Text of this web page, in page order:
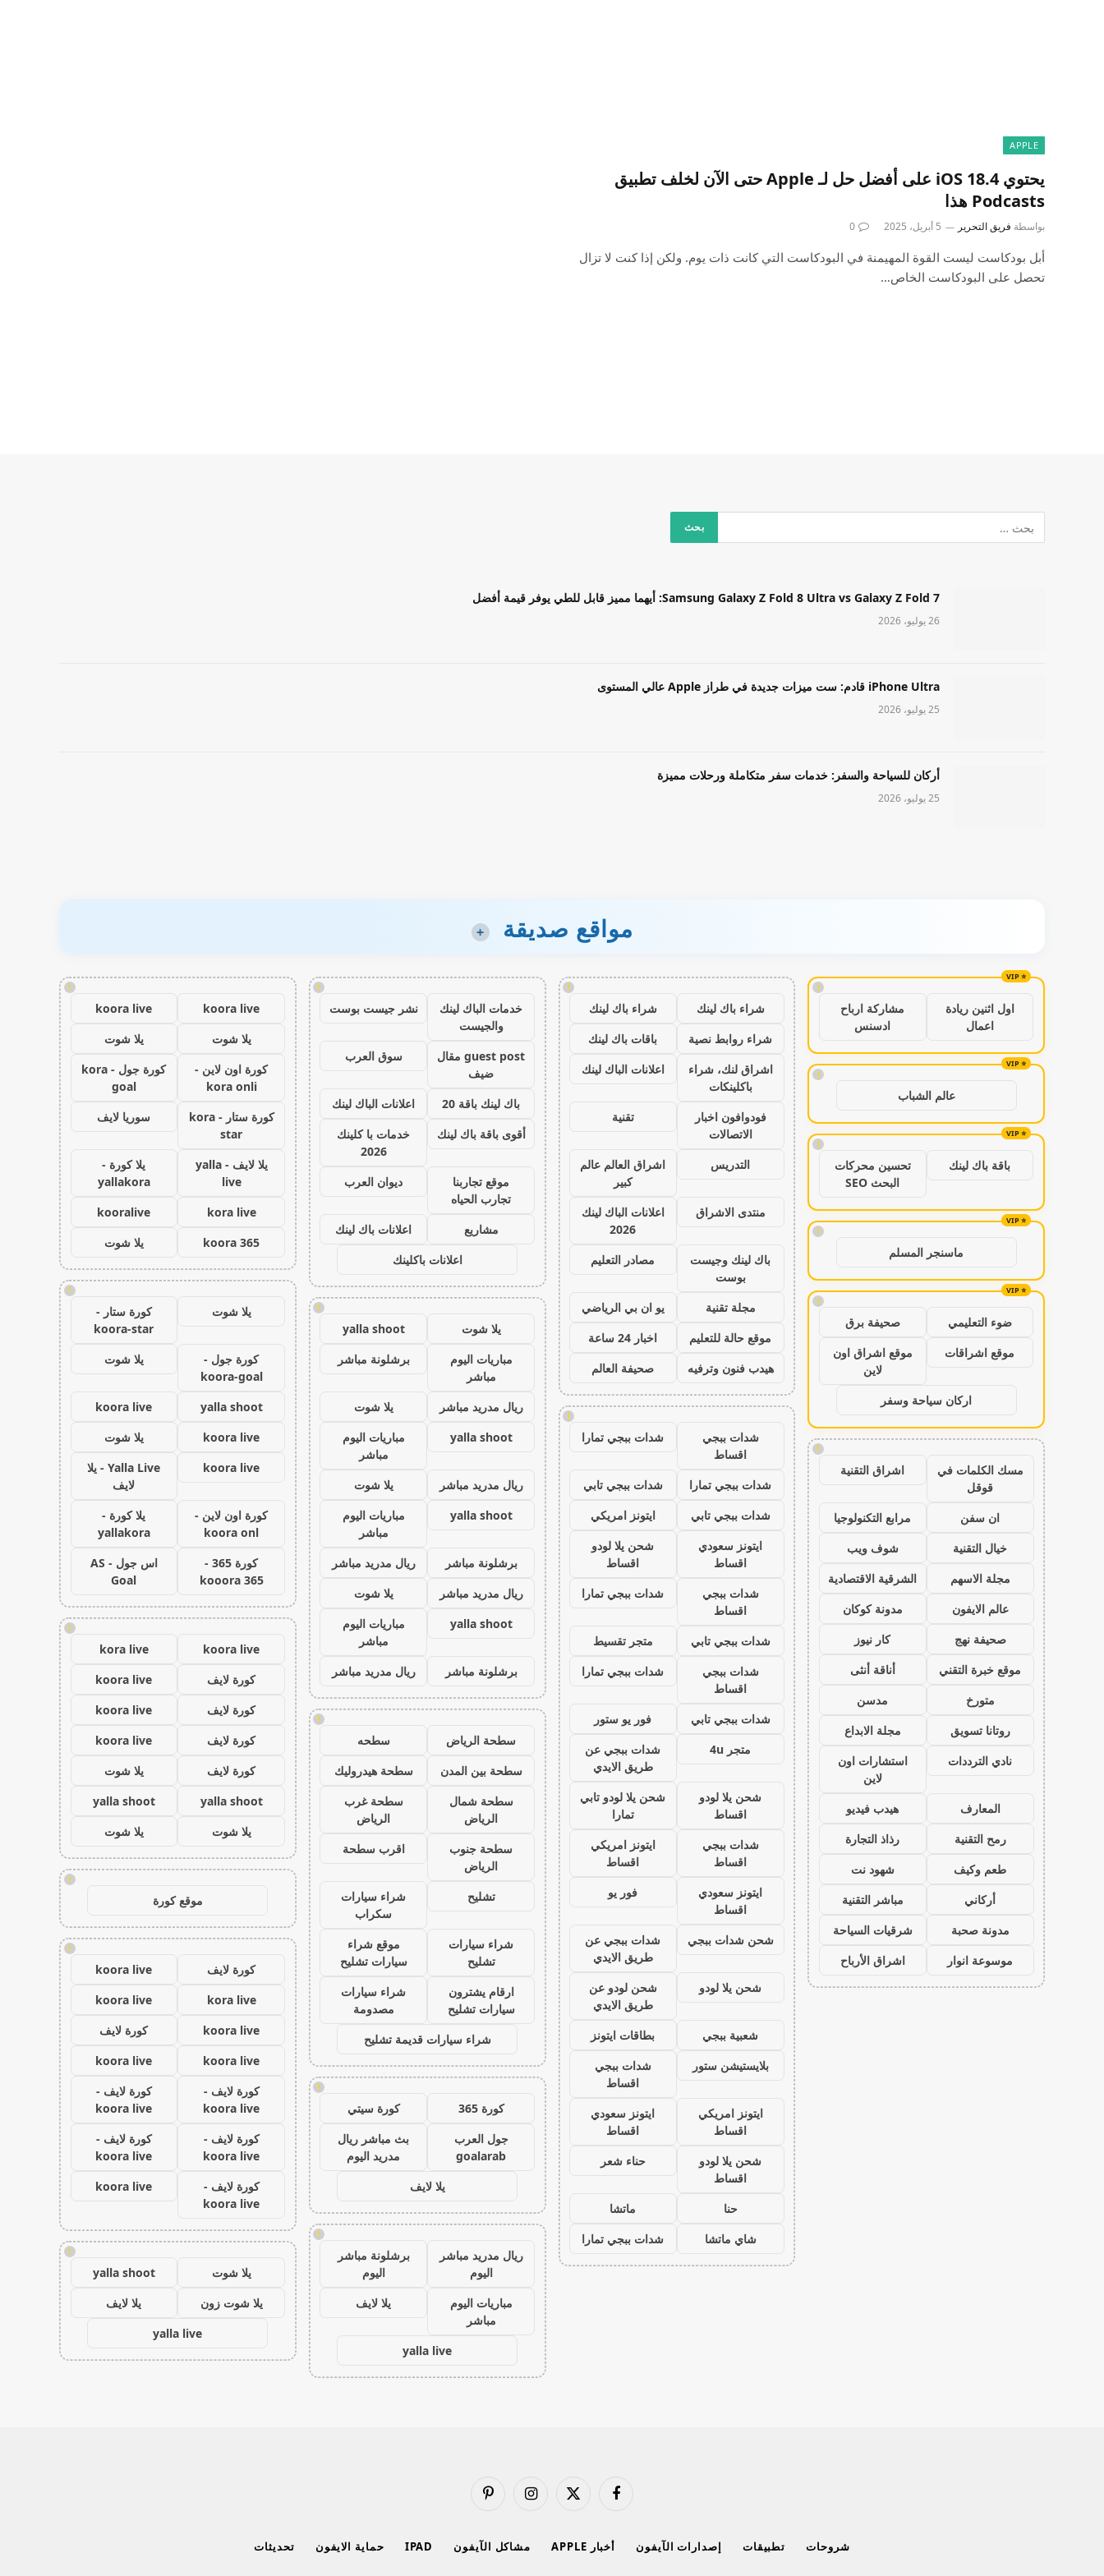
APPLE
يحتوي iOS 18.4 على أفضل حل لـ Apple حتى الآن لخلف تطبيق
Podcasts هذا
بواسطة فريق التحرير 5 أبريل، 2025 0
أبل بودكاست ليست القوة المهيمنة في البودكاست التي كانت ذات يوم. ولكن إذا كنت لا تزال
تحصل على البودكاست الخاص…
Samsung Galaxy Z Fold 8 Ultra vs Galaxy Z Fold 7: أيهما مميز قابل للطي يوفر قيمة أفضل
26 يوليو، 2026
iPhone Ultra قادم: ست ميزات جديدة في طراز Apple عالي المستوى
25 يوليو، 2026
أركان للسياحة والسفر: خدمات سفر متكاملة ورحلات مميزة
25 يوليو، 2026
مواقع صديقة +
!
اول اثنين ريادة
اعمال
مشاركة ارباح
ادسنس
!
عالم الشباب
!
باقة باك لينك
تحسين محركات
البحث SEO
!
ماسنجر المسلم
!
ضوء التعليمي
صحيفة برق
موقع اشراقات
موقع اشراق اون
لاين
اركان سياحة وسفر
!
مسك الكلمات في
قوقل
اشراق التقنية
ان سفن
مرابع التكنولوجيا
خيال التقنية
شوف ويب
مجلة الاسهم
الشرقية الاقتصادية
عالم الايفون
مدونة كوكان
صحيفة نهج
كار نيوز
موقع خبرة التقني
أناقة أنثى
متورخ
مدسن
روتانا تسويق
مجلة الابداع
نادي الترددات
استشارات اون
لاين
المعارف
هيدب فيديو
رمح التقنية
رذاذ التجارة
طعم وكيف
شهود نت
أركاني
مباشر التقنية
مدونة صحبة
شرقيات السياحة
موسوعة انوار
اشراق الأرباح
!
شراء باك لينك
شراء باك لينك
شراء روابط نصية
باقات باك لينك
اشراق لنك، شراء
باكلينكات
اعلانات الباك لينك
فودوافون اخبار
الاتصالات
تقنية
التدريس
اشراق العالم عالم
كبير
منتدى الاشراق
اعلانات الباك لينك
2026
باك لينك وجيست
بوست
مصادر التعليم
مجلة تقنية
يو ان بي الرياضي
موقع حالة للتعليم
اخبار 24 ساعة
هيدب فنون وترفيه
صحيفة العالم
!
شدات ببجي
اقساط
شدات ببجي تمارا
شدات ببجي تمارا
شدات ببجي تابي
شدات ببجي تابي
ايتونز امريكي
ايتونز سعودي
اقساط
شحن يلا لودو
اقساط
شدات ببجي
اقساط
شدات ببجي تمارا
شدات ببجي تابي
متجر تقسيط
شدات ببجي
اقساط
شدات ببجي تمارا
شدات ببجي تابي
فور يو ستور
متجر 4u
شدات ببجي عن
طريق الايدي
شحن يلا لودو
اقساط
شحن يلا لودو تابي
تمارا
شدات ببجي
اقساط
ايتونز امريكي
اقساط
ايتونز سعودي
اقساط
فور يو
شحن شدات ببجي
شدات ببجي عن
طريق الايدي
شحن يلا لودو
شحن لودو عن
طريق الايدي
شعبية ببجي
بطاقات ايتونز
بلايستيشن ستور
شدات ببجي
اقساط
ايتونز امريكي
اقساط
ايتونز سعودي
اقساط
شحن يلا لودو
اقساط
حناء شعر
حنا
ماتشا
شاي ماتشا
شدات ببجي تمارا
!
خدمات الباك لينك
والجيست
نشر جيست بوست
guest post مقال
ضيف
سوق العرب
باك لينك باقة 20
اعلانات الباك لينك
أقوى باقة باك لينك
خدمات با كلينك
2026
موقع تجاربنا
تجارب الحياه
ديوان العرب
مشاريع
اعلانات باك لينك
اعلانات باكلينك
!
يلا شوت
yalla shoot
مباريات اليوم
مباشر
برشلونة مباشر
ريال مدريد مباشر
يلا شوت
yalla shoot
مباريات اليوم
مباشر
ريال مدريد مباشر
يلا شوت
yalla shoot
مباريات اليوم
مباشر
برشلونة مباشر
ريال مدريد مباشر
ريال مدريد مباشر
يلا شوت
yalla shoot
مباريات اليوم
مباشر
برشلونة مباشر
ريال مدريد مباشر
!
سطحة الرياض
سطحه
سطحة بين المدن
سطحة هيدروليك
سطحة شمال
الرياض
سطحة غرب
الرياض
سطحة جنوب
الرياض
اقرب سطحة
تشليح
شراء سيارات
سكراب
شراء سيارات
تشليح
موقع شراء
سيارات تشليح
ارقام يشترون
سيارات تشليح
شراء سيارات
مصدومة
شراء سيارات قديمة تشليح
!
كورة 365
كورة سيتي
جول العرب
goalarab
بث مباشر ريال
مدريد اليوم
يلا لايف
!
ريال مدريد مباشر
اليوم
برشلونة مباشر
اليوم
مباريات اليوم
مباشر
يلا لايف
yalla live
!
koora live
koora live
يلا شوت
يلا شوت
كورة اون لاين -
kora onli
كورة جول - kora
goal
كورة ستار - kora
star
سوريا لايف
يلا لايف - yalla
live
يلا كورة -
yallakora
kora live
kooralive
koora 365
يلا شوت
!
يلا شوت
كورة ستار -
koora-star
كورة جول -
koora-goal
يلا شوت
yalla shoot
koora live
koora live
يلا شوت
koora live
Yalla Live - يلا
لايف
كورة اون لاين -
koora onl
يلا كورة -
yallakora
كورة 365 -
kooora 365
اس جول - AS
Goal
!
koora live
kora live
كورة لايف
koora live
كورة لايف
koora live
كورة لايف
koora live
كورة لايف
يلا شوت
yalla shoot
yalla shoot
يلا شوت
يلا شوت
!
موقع كورة
!
كورة لايف
koora live
kora live
koora live
koora live
كورة لايف
koora live
koora live
كورة لايف -
koora live
كورة لايف -
koora live
كورة لايف -
koora live
كورة لايف -
koora live
كورة لايف -
koora live
koora live
!
يلا شوت
yalla shoot
يلا شوت زون
يلا لايف
yalla live
فيسبوك
X
الانستغرامبينتيريست
شروحات تطبيقات إصدارات الآيفون أخبار APPLE مشاكل الآيفون IPAD حماية الايفون تحديثات